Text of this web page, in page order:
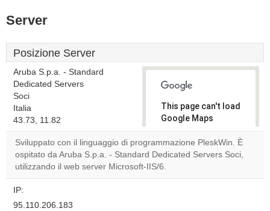
Server
Posizione Server
Aruba S.p.a. - Standard
Dedicated Servers
Soci
Italia
43.73, 11.82
This page can't load
Google Maps
correctly.
Do you
Sviluppato con il linguaggio di programmazione PleskWin. È
ospitato da Aruba S.p.a. - Standard Dedicated Servers Soci,
utilizzando il web server Microsoft-IIS/6.
IP:
95.110.206.183